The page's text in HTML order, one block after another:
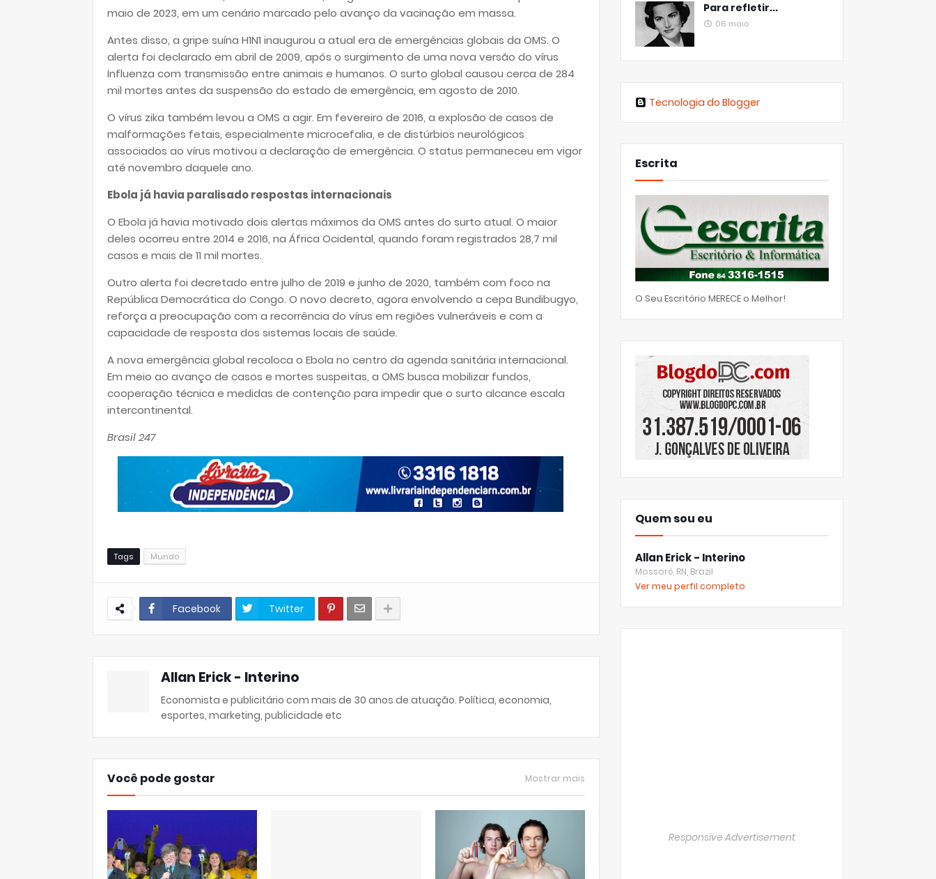
maio de 2023, em um cenário marcado pelo avanço da vacinação em massa.
Antes disso, a gripe suína H1N1 inaugurou a atual era de emergências globais da OMS. O
alerta foi declarado em abril de 2009, após o surgimento de uma nova versão do vírus
Influenza com transmissão entre animais e humanos. O surto global causou cerca de 284
mil mortes antes da suspensão do estado de emergência, em agosto de 2010.
O vírus zika também levou a OMS a agir. Em fevereiro de 2016, a explosão de casos de
malformações fetais, especialmente microcefalia, e de distúrbios neurológicos
associados ao vírus motivou a declaração de emergência. O status permaneceu em vigor
até novembro daquele ano.
Ebola já havia paralisado respostas internacionais
O Ebola já havia motivado dois alertas máximos da OMS antes do surto atual. O maior
deles ocorreu entre 2014 e 2016, na África Ocidental, quando foram registrados 28,7 mil
casos e mais de 11 mil mortes.
Outro alerta foi decretado entre julho de 2019 e junho de 2020, também com foco na
República Democrática do Congo. O novo decreto, agora envolvendo a cepa Bundibugyo,
reforça a preocupação com a recorrência do vírus em regiões vulneráveis e com a
capacidade de resposta dos sistemas locais de saúde.
A nova emergência global recoloca o Ebola no centro da agenda sanitária internacional.
Em meio ao avanço de casos e mortes suspeitas, a OMS busca mobilizar fundos,
cooperação técnica e medidas de contenção para impedir que o surto alcance escala
intercontinental.
Brasil 247
Tags Mundo
Facebook Twitter
Allan Erick - Interino
Economista e publicitário com mais de 30 anos de atuação. Política, economia,
esportes, marketing, publicidade etc
Você pode gostar Mostrar mais
Para refletir...
06 maio
Tecnologia do Blogger
Escrita
O Seu Escritório MERECE o Melhor!
Quem sou eu
Allan Erick - Interino
Mossoró, RN, Brazil
Ver meu perfil completo
Responsive Advertisement